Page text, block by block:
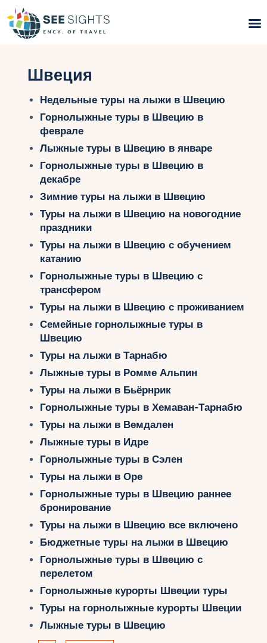
Поиск туров
Горящие туры
Типы Туров
Страны
Инфо
Блог
Контакты
Укр
Ру
Швеция
Недельные туры на лыжи в Швецию
Горнолыжные туры в Швецию в
феврале
Лыжные туры в Швецию в январе
Горнолыжные туры в Швецию в
декабре
Зимние туры на лыжи в Швецию
Туры на лыжи в Швецию на новогодние
праздники
Туры на лыжи в Швецию с обучением
катанию
Горнолыжные туры в Швецию с
трансфером
Туры на лыжи в Швецию с проживанием
Семейные горнолыжные туры в
Швецию
Туры на лыжи в Тарнабю
Лыжные туры в Ромме Альпин
Туры на лыжи в Бьёрнрик
Горнолыжные туры в Хемаван-Тарнабю
Туры на лыжи в Вемдален
Лыжные туры в Идре
Горнолыжные туры в Сэлен
Туры на лыжи в Оре
Горнолыжные туры в Швецию раннее
бронирование
Туры на лыжи в Швецию все включено
Бюджетные туры на лыжи в Швецию
Горнолыжные туры в Швецию с
перелетом
Горнолыжные курорты Швеции туры
Туры на горнолыжные курорты Швеции
Лыжные туры в Швецию